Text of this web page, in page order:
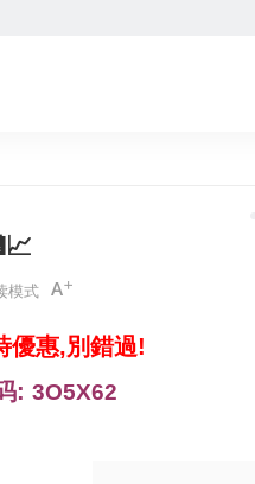
模式
優惠,別錯過!
: 3O5X62